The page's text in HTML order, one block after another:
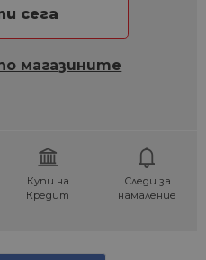
сега
магазините
Купи на
Кредит
Следи за
намаление